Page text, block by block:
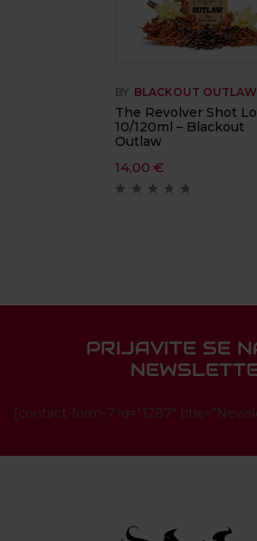
BY BLACKOUT OUTLAW
The Revolver Shot
10/120ml – Blackout
Outlaw
14,00 €
PRIJAVITE SE
[contact-form-7 id="1287"